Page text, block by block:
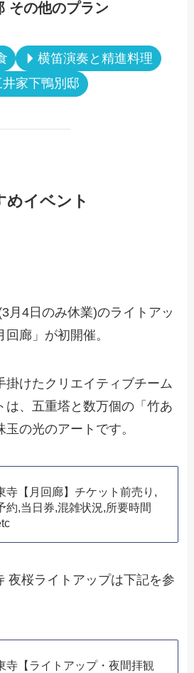
その他のプラン
横笛演奏と精進料理
家下鴨別邸
めイベント
月4日のみ休業)のライトアッ
廊」が初開催。
掛けたクリエイティブチーム
は、五重塔と数万個の「竹あ
の光のアートです。
寺【月回廊】チケット前売り,
約,当日券,混雑状況,所要時間
夜桜ライトアップは下記を参
寺【ライトアップ・夜間拝観